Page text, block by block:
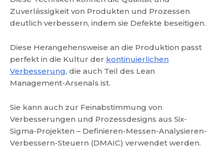
Zuverlässigkeit von Produkten und Prozessen
deutlich verbessern, indem sie Defekte beseitigen.
Diese Herangehensweise an die Produktion passt
perfekt in die Kultur der kontinuierlichen
Verbesserung, die auch Teil des Lean
Management-Arsenals ist.
Sie kann auch zur Feinabstimmung von
Verbesserungen und Prozessdesigns aus Six-
Sigma-Projekten – Definieren-Messen-Analysieren-
Verbessern-Steuern (DMAIC) verwendet werden.